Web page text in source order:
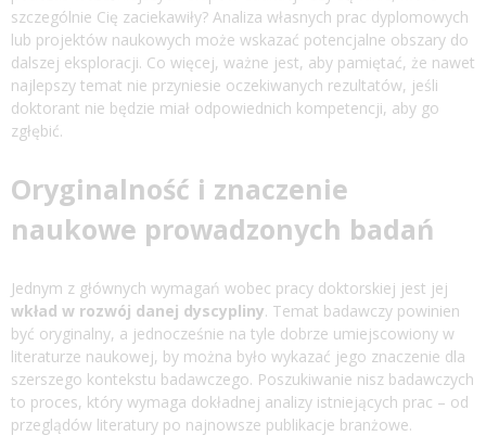
szczególnie Cię zaciekawiły? Analiza własnych prac dyplomowych
lub projektów naukowych może wskazać potencjalne obszary do
dalszej eksploracji. Co więcej, ważne jest, aby pamiętać, że nawet
najlepszy temat nie przyniesie oczekiwanych rezultatów, jeśli
doktorant nie będzie miał odpowiednich kompetencji, aby go
zgłębić.
Oryginalność i znaczenie
naukowe prowadzonych badań
Jednym z głównych wymagań wobec pracy doktorskiej jest jej
wkład w rozwój danej dyscypliny. Temat badawczy powinien
być oryginalny, a jednocześnie na tyle dobrze umiejscowiony w
literaturze naukowej, by można było wykazać jego znaczenie dla
szerszego kontekstu badawczego. Poszukiwanie nisz badawczych
to proces, który wymaga dokładnej analizy istniejących prac – od
przeglądów literatury po najnowsze publikacje branżowe.